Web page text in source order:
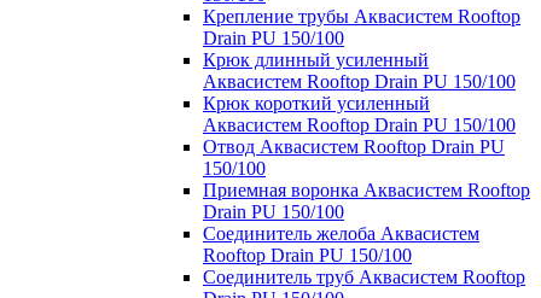
Крепление трубы Аквасистем Rooftop
Drain PU 150/100
Крюк длинный усиленный
Аквасистем Rooftop Drain PU 150/100
Крюк короткий усиленный
Аквасистем Rooftop Drain PU 150/100
Отвод Аквасистем Rooftop Drain PU
150/100
Приемная воронка Аквасистем Rooftop
Drain PU 150/100
Соединитель желоба Аквасистем
Rooftop Drain PU 150/100
Соединитель труб Аквасистем Rooftop